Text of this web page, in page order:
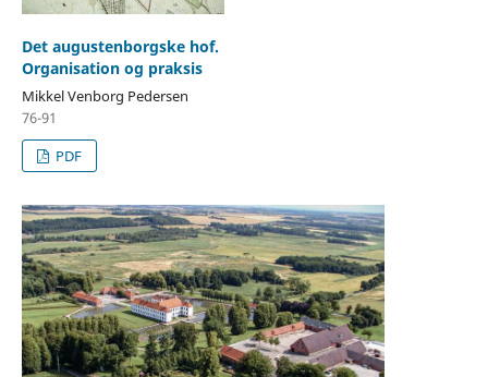
Det augustenborgske hof.
Organisation og praksis
Mikkel Venborg Pedersen
76-91
PDF